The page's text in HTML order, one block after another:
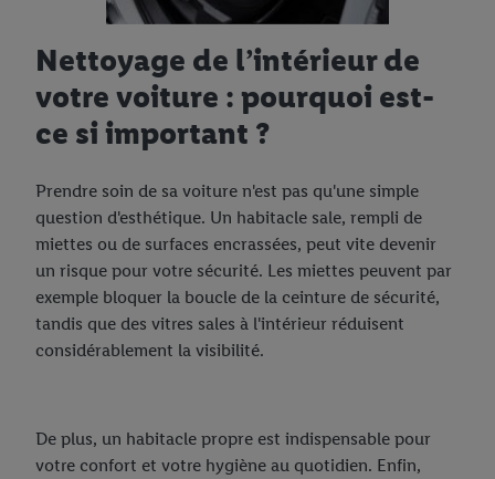
Nettoyage de l’intérieur de
votre voiture : pourquoi est-
ce si important ?
Prendre soin de sa voiture n'est pas qu'une simple
question d'esthétique. Un habitacle sale, rempli de
miettes ou de surfaces encrassées, peut vite devenir
un risque pour votre sécurité. Les miettes peuvent par
exemple bloquer la boucle de la ceinture de sécurité,
tandis que des vitres sales à l'intérieur réduisent
considérablement la visibilité.
De plus, un habitacle propre est indispensable pour
votre confort et votre hygiène au quotidien. Enfin,